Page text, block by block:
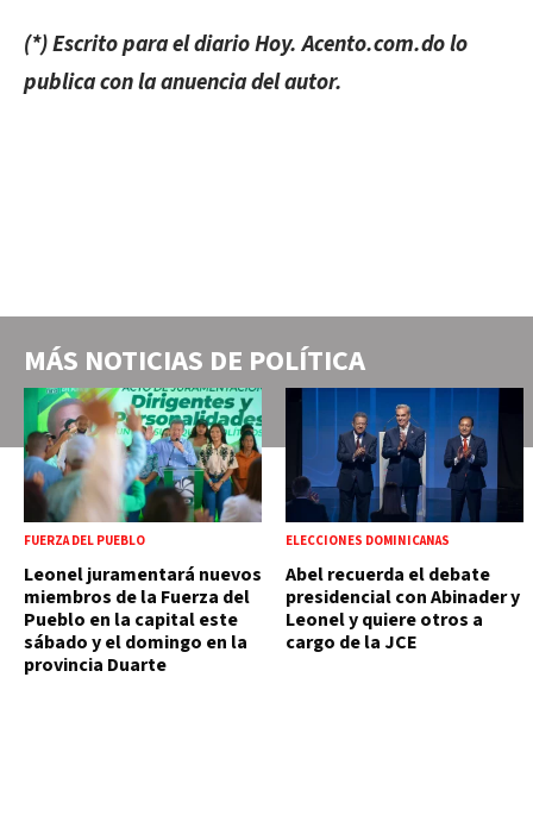
(*) Escrito para el diario Hoy. Acento.com.do lo
publica con la anuencia del autor.
MÁS NOTICIAS DE POLÍTICA
FUERZA DEL PUEBLO
Leonel juramentará nuevos
miembros de la Fuerza del
Pueblo en la capital este
sábado y el domingo en la
provincia Duarte
ELECCIONES DOMINICANAS
Abel recuerda el debate
presidencial con Abinader y
Leonel y quiere otros a
cargo de la JCE